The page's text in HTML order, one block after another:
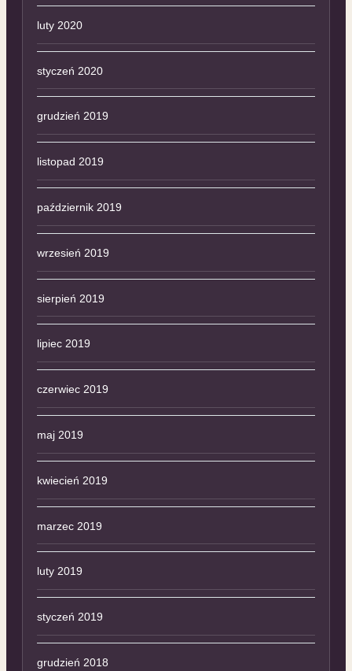
luty 2020
styczeń 2020
grudzień 2019
listopad 2019
październik 2019
wrzesień 2019
sierpień 2019
lipiec 2019
czerwiec 2019
maj 2019
kwiecień 2019
marzec 2019
luty 2019
styczeń 2019
grudzień 2018